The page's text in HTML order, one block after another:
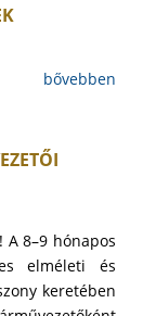
bővebben
A 8–9 hónapos
elméleti és
keretében